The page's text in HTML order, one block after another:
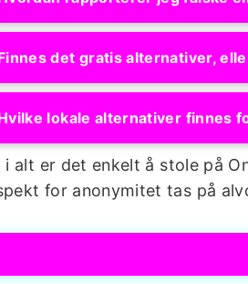
det gratis alternativer,
lokale alternativer finnes
i alt er det enkelt å stole på
for anonymitet tas på